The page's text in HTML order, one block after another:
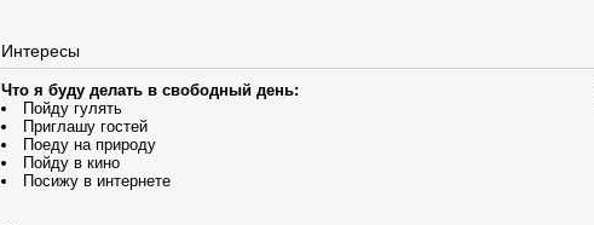
Интересы
Что я буду делать в свободный день:
Пойду гулять
Приглашу гостей
Поеду на природу
Пойду в кино
Посижу в интернете